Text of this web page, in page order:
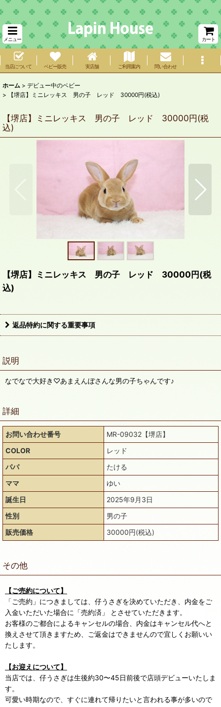
メニュー カート
当店について ベビー販売 実店舗 ご利用案内 問い合わせ
ホーム > デビュー中のベビー
>
【堺店】ミニレッキス 男の子 レッド 30000円(税込)
【堺店】ミニレッキス 男の子 レッド 30000円(税
込)
【堺店】ミニレッキス 男の子 レッド 30000円(税
込)
返品特約に関する重要事項
説明
なでなで大好き♡あまえんぼさんな男の子ちゃんです♪
詳細
お問い合わせ番号
MR-09032【堺店】
COLOR
レッド
パパ
たける
ママ
ゆい
誕生日
2025年9月3日
性別
男の子
販売価格
30000円(税込)
その他
【ご売約について】
「ご売約」につきましては、仔うさぎを決めていただき、内金をご
入金いただいた場合に「売約済」 とさせていただきます。
お客様のご都合によるキャンセルの場合、内金はキャンセル代へと
換えさせて頂きますため、ご返金はできませんので宜しくお願いい
たします。
【お迎えについて】
当店では、仔うさぎは生後約30〜45日前後で店頭デビューいたしま
す。
可愛い時期なので、すぐに連れて帰りたいと言われる事が多いので